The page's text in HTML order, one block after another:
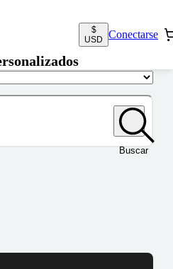
$
USD
Conectarse
Buscar